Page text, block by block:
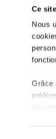
Ce
Nous
Grâce